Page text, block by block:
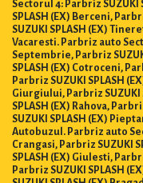
Sectorul 4: Parbriz SUZUKI
SPLASH (EX) Berceni,
SUZUKI SPLASH (EX)
Vacaresti. Parbriz auto
Septembrie, Parbriz
SPLASH (EX) Cotroceni,
Parbriz SUZUKI SPLASH
Giurgiului, Parbriz SUZUKI
SPLASH (EX) Rahova,
SUZUKI SPLASH (EX)
Autobuzul. Parbriz auto
Crangasi, Parbriz SUZUKI
SPLASH (EX) Giulesti,
Parbriz SUZUKI SPLASH